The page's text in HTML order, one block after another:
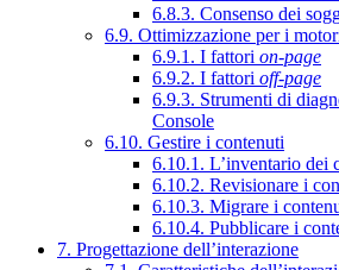
6.8.3. Consenso dei
6.9. Ottimizzazione per i
6.9.1. I fattori on-page
6.9.2. I fattori off-page
6.9.3. Strumenti di
Console
6.10. Gestire i contenuti
6.10.1. L’inventario dei
6.10.2. Revisionare i
6.10.3. Migrare i
6.10.4. Pubblicare i
7. Progettazione dell’interazione